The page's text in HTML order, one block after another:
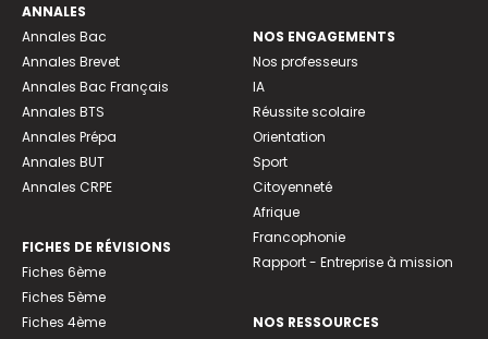
ANNALES
Annales Bac
Annales Brevet
Annales Bac Français
Annales BTS
Annales Prépa
Annales BUT
Annales CRPE
FICHES DE RÉVISIONS
Fiches 6ème
Fiches 5ème
Fiches 4ème
NOS ENGAGEMENTS
Nos professeurs
IA
Réussite scolaire
Orientation
Sport
Citoyenneté
Afrique
Francophonie
Rapport - Entreprise à mission
NOS RESSOURCES